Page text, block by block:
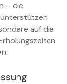
– die
auf die